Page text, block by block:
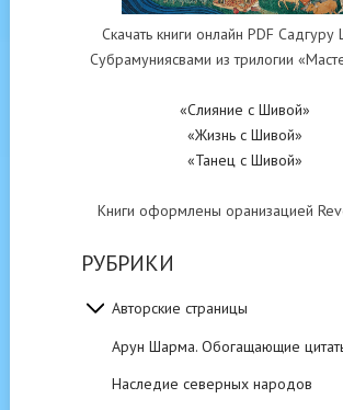
Скачать книги онлайн PDF Садгуру
Субрамуниясвами из трилогии
«Слияние с Шивой»
«Жизнь с Шивой»
«Танец с Шивой»
Книги оформлены оранизацией
РУБРИКИ
Авторские страницы
Арун Шарма. Обогащающие
Наследие северных народов